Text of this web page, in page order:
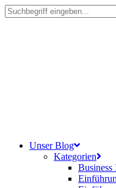
Skip
to
search
Menu
Unser Blog
Kategorien